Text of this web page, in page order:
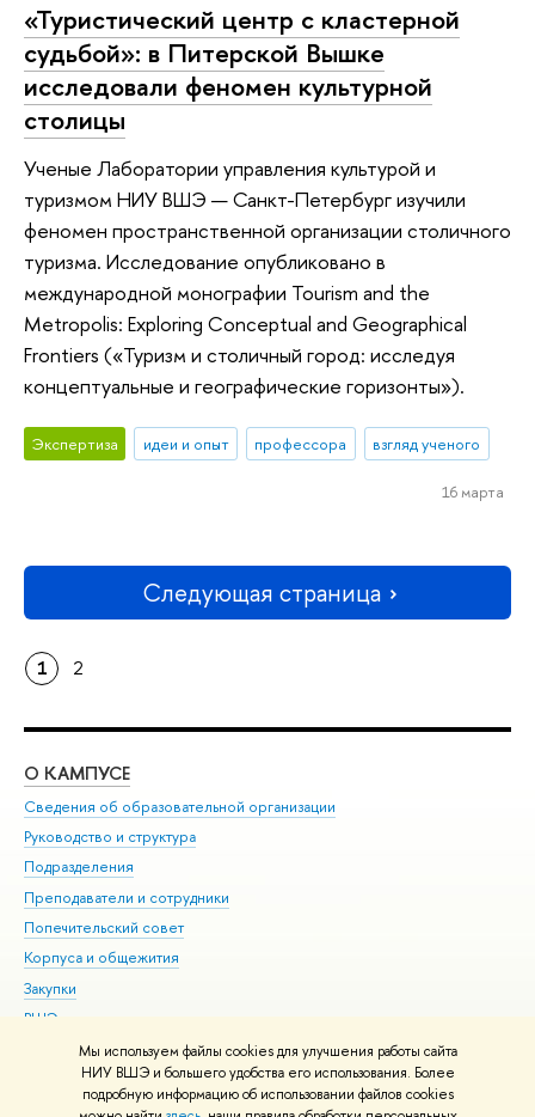
Мы используем файлы cookies для улучшения работы сайта
НИУ ВШЭ и большего удобства его использования. Более
подробную информацию об использовании файлов cookies
«Туристический центр с кластерной
судьбой»: в Питерской Вышке
исследовали феномен культурной
столицы
Ученые Лаборатории управления культурой и
туризмом НИУ ВШЭ — Санкт-Петербург изучили
феномен пространственной организации столичного
туризма. Исследование опубликовано в
международной монографии Tourism and the
Metropolis: Exploring Conceptual and Geographical
Frontiers («Туризм и столичный город: исследуя
концептуальные и географические горизонты»).
Экспертиза идеи и опыт профессора взгляд ученого
16 марта
Следующая страница
1 2
О КАМПУСЕ
Сведения об образовательной организации
Руководство и структура
Подразделения
Преподаватели и сотрудники
Попечительский совет
Корпуса и общежития
Закупки
ВШЭ для студентов с ограниченными возможностями
здоровья и инвалидностью
Версия для слабовидящих
Единая платежная страница